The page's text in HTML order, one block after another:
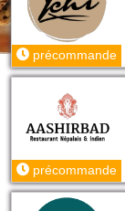
précommande
précommande